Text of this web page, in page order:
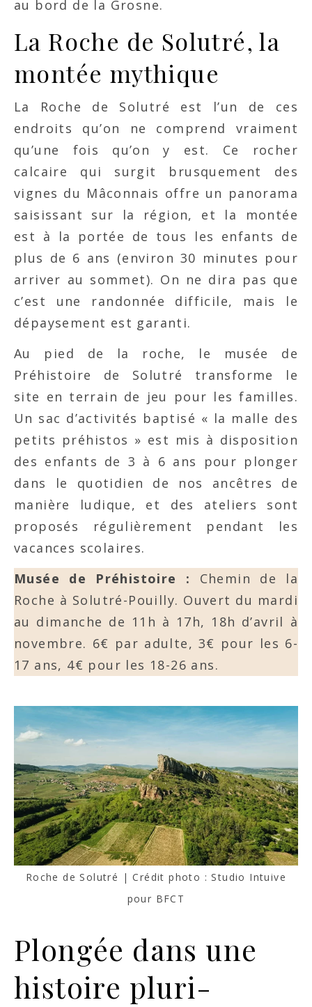
au bord de la Grosne.
La Roche de Solutré, la
montée mythique
La Roche de Solutré est l’un de ces
endroits qu’on ne comprend vraiment
qu’une fois qu’on y est. Ce rocher
calcaire qui surgit brusquement des
vignes du Mâconnais offre un panorama
saisissant sur la région, et la montée
est à la portée de tous les enfants de
plus de 6 ans (environ 30 minutes pour
arriver au sommet). On ne dira pas que
c’est une randonnée difficile, mais le
dépaysement est garanti.
Au pied de la roche, le musée de
Préhistoire de Solutré transforme le
site en terrain de jeu pour les familles.
Un sac d’activités baptisé « la malle des
petits préhistos » est mis à disposition
des enfants de 3 à 6 ans pour plonger
dans le quotidien de nos ancêtres de
manière ludique, et des ateliers sont
proposés régulièrement pendant les
vacances scolaires.
Musée de Préhistoire : Chemin de la
Roche à Solutré-Pouilly. Ouvert du mardi
au dimanche de 11h à 17h, 18h d’avril à
novembre. 6€ par adulte, 3€ pour les 6-
17 ans, 4€ pour les 18-26 ans.
Roche de Solutré | Crédit photo : Studio Intuive
pour BFCT
Plongée dans une
histoire pluri-